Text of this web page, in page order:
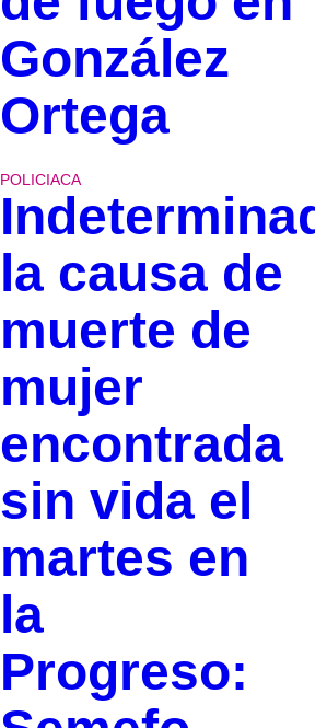
González
Ortega
POLICIACA
la causa de
muerte de
mujer
encontrada
sin vida el
martes en
la
Progreso: